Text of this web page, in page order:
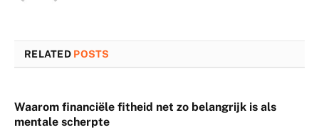
RELATED POSTS
Waarom financiële fitheid net zo belangrijk is als
mentale scherpte